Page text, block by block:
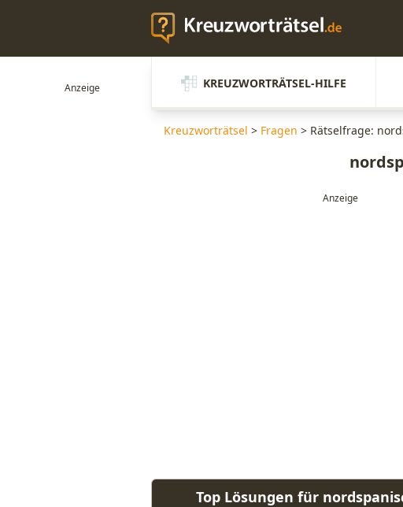
KREUZWORTRÄTSEL-HILFE
Kreuzworträtsel > Fragen > Rätselfrage:
Top Lösungen für